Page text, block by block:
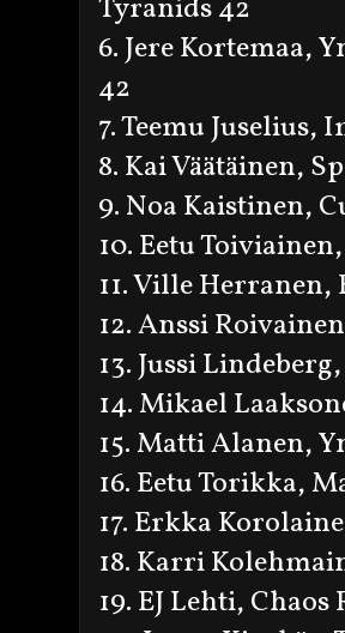
Tyranids 42
6. Jere Kortemaa,
42
7. Teemu Juselius,
8. Kai Väätäinen,
9. Noa Kaistinen,
10. Eetu
11. Ville Herranen,
12. Anssi
13. Jussi
14. Mikael
15. Matti Alanen,
16. Eetu Torikka,
17. Erkka
18. Karri
19. EJ Lehti, Chaos